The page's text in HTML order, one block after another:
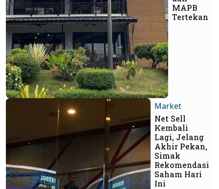
MAPB
Tertekan
Market
Net Sell
Kembali
Lagi, Jelang
Akhir Pekan,
Simak
Rekomendasi
Saham Hari
Ini